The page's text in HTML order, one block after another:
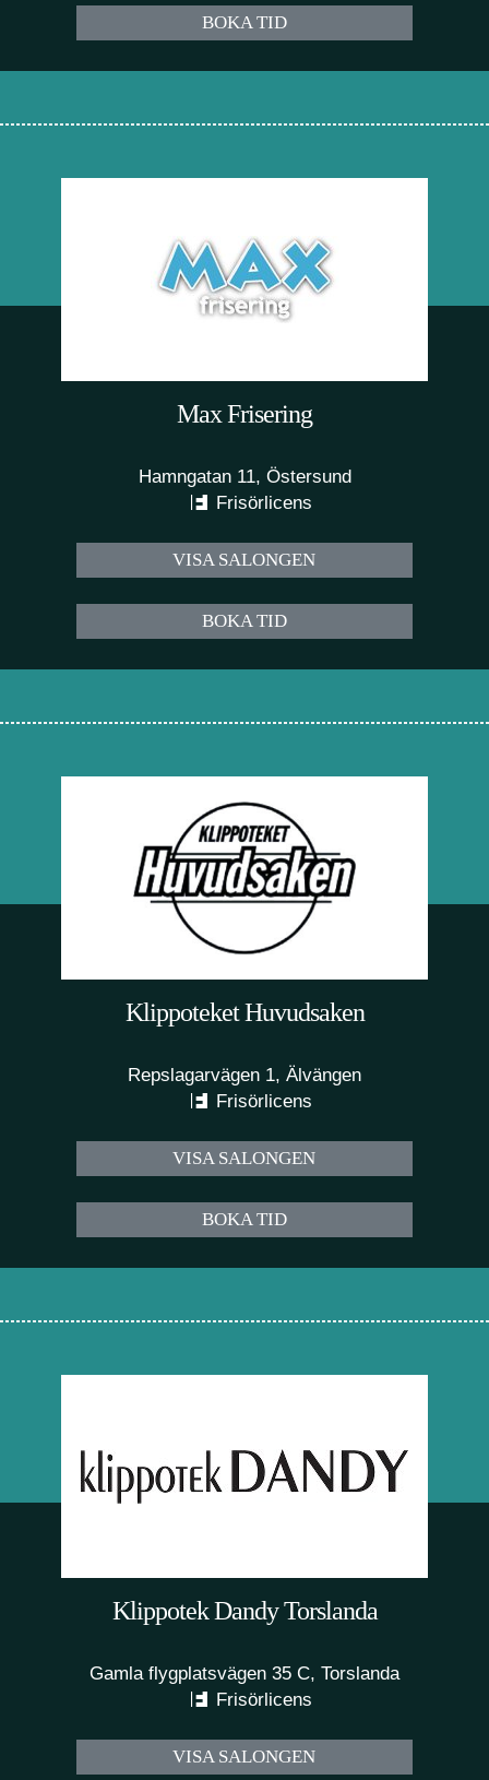
BOKA TID
Max Frisering
Hamngatan 11, Östersund
Frisörlicens
VISA SALONGEN
BOKA TID
Klippoteket Huvudsaken
Repslagarvägen 1, Älvängen
Frisörlicens
VISA SALONGEN
BOKA TID
Klippotek Dandy Torslanda
Gamla flygplatsvägen 35 C, Torslanda
Frisörlicens
VISA SALONGEN